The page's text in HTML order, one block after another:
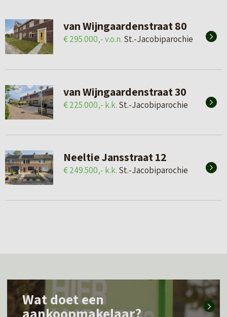
van Wijngaardenstraat 80
€ 295.000,- v.o.n. St.-Jacobiparochie
van Wijngaardenstraat 30
€ 225.000,- k.k. St.-Jacobiparochie
Neeltie Jansstraat 12
€ 249.500,- k.k. St.-Jacobiparochie
Wat doet een
aankoopmakelaar?